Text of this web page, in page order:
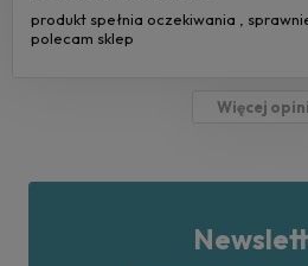
produkt spełnia oczekiwania ,
polecam sklep
Więcej